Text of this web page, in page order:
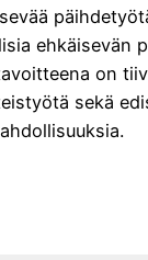
ehkäisevän
on
sekä